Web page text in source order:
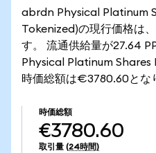
abrdn Physical Platinum
Tokenized)の現行価格は
す。 流通供給量が27.64
Physical Platinum Shares
時価総額は€3780.60とな
時価総額
€3780.60
取引量 (24時間)